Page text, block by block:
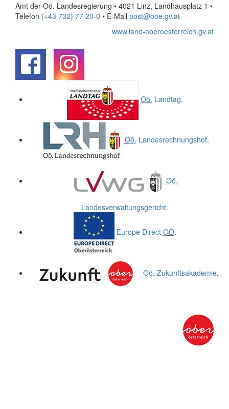
Amt der Oö. Landesregierung • 4021 Linz, Landhausplatz 1 •
Telefon (+43 732) 77 20-0 • E-Mail post@ooe.gv.at
www.land-oberoesterreich.gv.at
Oö. Landtag.
Oö. Landesrechnungshof.
Oö.
Landesverwaltungsgericht.
Europe Direct OÖ.
Oö. Zukunftsakademie.